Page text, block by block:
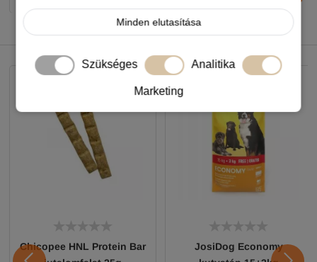
Minden elutasítása
Szükséges Analitika
Marketing
Chicopee HNL Protein Bar
JosiDog Economy